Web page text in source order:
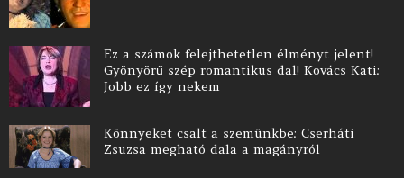
Ez a számok felejthetetlen élményt jelent!
Gyönyörű szép romantikus dal! Kovács Kati:
Jobb ez így nekem
Könnyeket csalt a szemünkbe: Cserháti
Zsuzsa megható dala a magányról